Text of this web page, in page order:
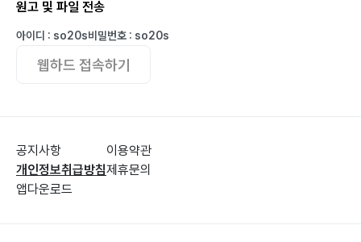
원고 및 파일 전송
아이디 : so20s비밀번호 : so20s
웹하드 접속하기
공지사항
개인정보취급방침
앱다운로드
이용약관
제휴문의